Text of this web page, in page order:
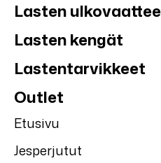
Lasten
Lasten kengät
Lastentarvikkeet
Outlet
Etusivu
Jesperjutut